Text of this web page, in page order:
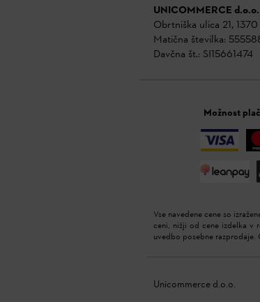
UNICOMMERCE d.o.o.
Obrtniška ulica 21,
Matična številka:
Davčna št.: SI15661474
Možnost
Vse navedene cene so
ceni, nižji od cene izdelka v
uvedbo posebne razprodaje.
Unicommerce d.o.o.